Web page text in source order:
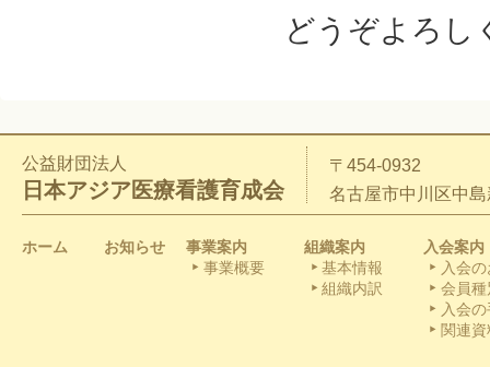
どうぞよろし
公益財団法人
日本アジア医療看護育成会
〒454-0932
名古屋市中川区中
ホーム お知らせ
事業案内
事業概要
組織案内
基本情報
組織内訳
入会案内
入会
会員種
入会
関連資